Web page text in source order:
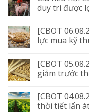
duy trì được
[CBOT
lực mua kỹ
[CBOT
giảm trước
[CBOT
thời tiết lấn